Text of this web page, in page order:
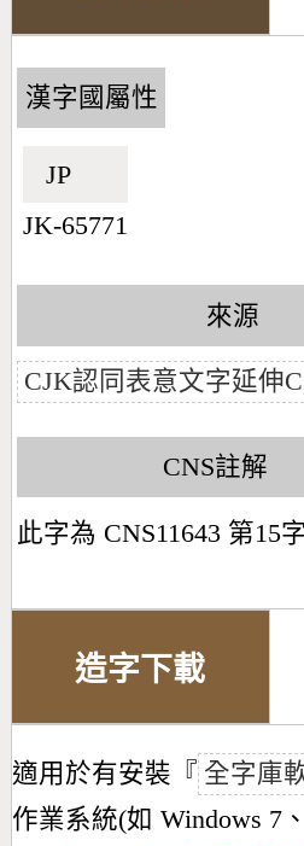
漢字國屬性
JP🇯🇵
JK-65771
來源
CJK認同表意文字延伸
CNS註解
此字為 CNS11643 第15
造字下載
適用於有安裝『 全字庫
作業系統(如 Windows 7